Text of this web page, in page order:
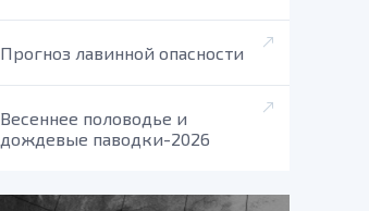
Прогноз лавинной опасности
Весеннее половодье и
дождевые паводки-2026